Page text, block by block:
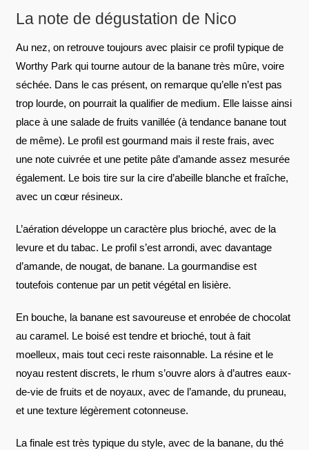
La note de dégustation de Nico
Au nez, on retrouve toujours avec plaisir ce profil typique de
Worthy Park qui tourne autour de la banane très mûre, voire
séchée. Dans le cas présent, on remarque qu’elle n’est pas
trop lourde, on pourrait la qualifier de medium. Elle laisse ainsi
place à une salade de fruits vanillée (à tendance banane tout
de même). Le profil est gourmand mais il reste frais, avec
une note cuivrée et une petite pâte d’amande assez mesurée
également. Le bois tire sur la cire d’abeille blanche et fraîche,
avec un cœur résineux.
L’aération développe un caractère plus brioché, avec de la
levure et du tabac. Le profil s’est arrondi, avec davantage
d’amande, de nougat, de banane. La gourmandise est
toutefois contenue par un petit végétal en lisière.
En bouche, la banane est savoureuse et enrobée de chocolat
au caramel. Le boisé est tendre et brioché, tout à fait
moelleux, mais tout ceci reste raisonnable. La résine et le
noyau restent discrets, le rhum s’ouvre alors à d’autres eaux-
de-vie de fruits et de noyaux, avec de l’amande, du pruneau,
et une texture légèrement cotonneuse.
La finale est très typique du style, avec de la banane, du thé